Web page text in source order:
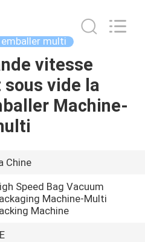
multi
vitesse
vide la
Machine-
Chine
Speed Bag Vacuum
Machine-Multi
Machine